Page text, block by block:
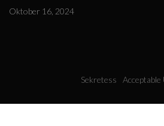
Oktober 16, 2024
Sekretess Acceptable